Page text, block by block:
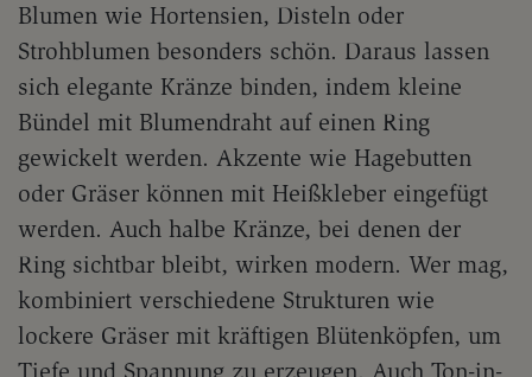
Blumen wie Hortensien, Disteln oder
Strohblumen besonders schön. Daraus lassen
sich elegante Kränze binden, indem kleine
Bündel mit Blumendraht auf einen Ring
gewickelt werden. Akzente wie Hagebutten
oder Gräser können mit Heißkleber eingefügt
werden. Auch halbe Kränze, bei denen der
Ring sichtbar bleibt, wirken modern. Wer mag,
kombiniert verschiedene Strukturen wie
lockere Gräser mit kräftigen Blütenköpfen, um